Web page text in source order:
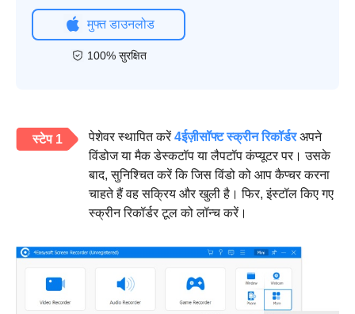
मुफ्त डाउनलोड
100% सुरक्षित
स्टेप 1 पेशेवर स्थापित करें 4ईज़ीसॉफ्ट स्क्रीन रिकॉर्डरअपने
विंडोज या मैक डेस्कटॉप या लैपटॉप कंप्यूटर पर। उसके
बाद, सुनिश्चित करें कि जिस विंडो को आप कैप्चर करना
चाहते हैं वह सक्रिय और खुली है। फिर, इंस्टॉल किए गए
स्क्रीन रिकॉर्डर टूल को लॉन्च करें।